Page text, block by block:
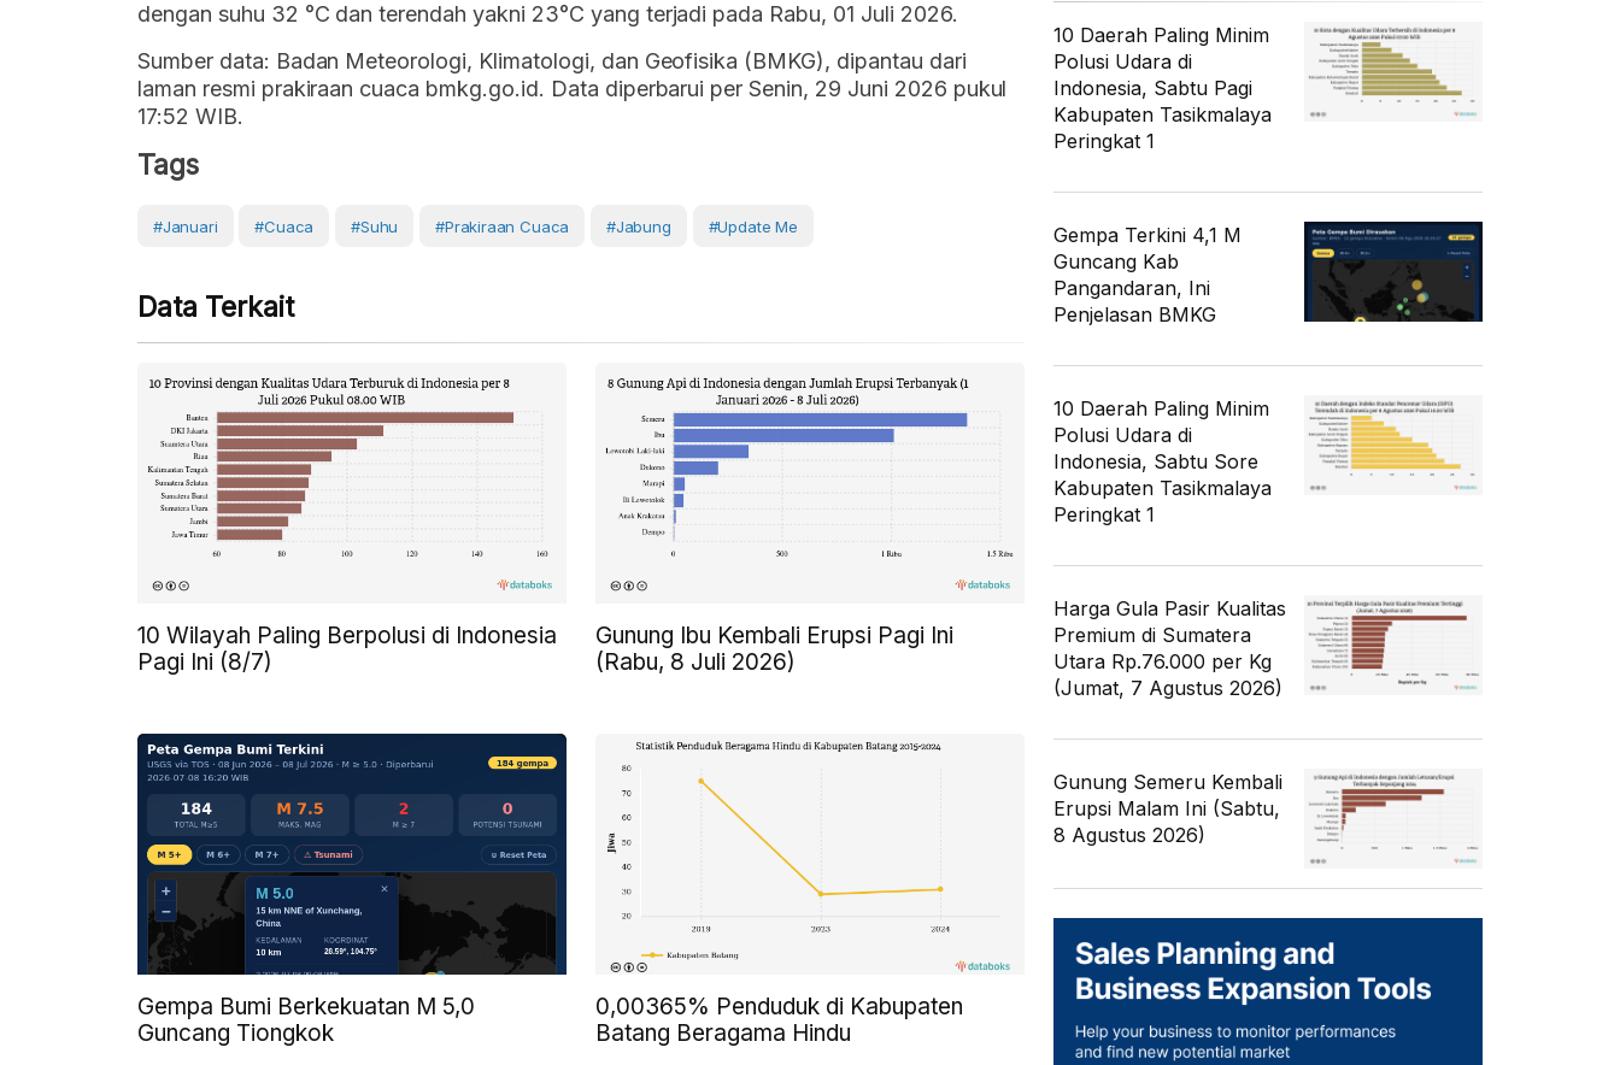
dengan suhu 32 °C dan terendah yakni 23°C yang terjadi pada Rabu, 01 Juli 2026.
Sumber data: Badan Meteorologi, Klimatologi, dan Geofisika (BMKG), dipantau dari
laman resmi prakiraan cuaca bmkg.go.id. Data diperbarui per Senin, 29 Juni 2026 pukul
17:52 WIB.
Tags
#Januari #cuaca #Suhu #prakiraan Cuaca #Jabung #Update Me
Data Terkait
10 Wilayah Paling Berpolusi di Indonesia
Pagi Ini (8/7)
Gunung Ibu Kembali Erupsi Pagi Ini
(Rabu, 8 Juli 2026)
Gempa Bumi Berkekuatan M 5,0
Guncang Tiongkok
0,00365% Penduduk di Kabupaten
Batang Beragama Hindu
10 Daerah Paling Minim
Polusi Udara di
Indonesia, Sabtu Pagi
Kabupaten Tasikmalaya
Peringkat 1
Gempa Terkini 4,1 M
Guncang Kab
Pangandaran, Ini
Penjelasan BMKG
10 Daerah Paling Minim
Polusi Udara di
Indonesia, Sabtu Sore
Kabupaten Tasikmalaya
Peringkat 1
Harga Gula Pasir Kualitas
Premium di Sumatera
Utara Rp.76.000 per Kg
(Jumat, 7 Agustus 2026)
Gunung Semeru Kembali
Erupsi Malam Ini (Sabtu,
8 Agustus 2026)